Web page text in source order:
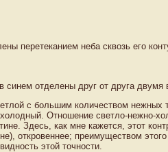
перетеканием неба сквозь его
отделены друг от друга
с большим количеством нежных
Отношение светло-нежно-
Здесь, как мне кажется, этот
откровеннее; преимуществом
этой точности.